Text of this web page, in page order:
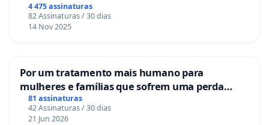
4 475 assinaturas
82 Assinaturas / 30 dias
14 Nov 2025
Por um tratamento mais humano para
mulheres e famílias que sofrem uma perda
gestacional nos hospitais portugueses
81 assinaturas
42 Assinaturas / 30 dias
21 Jun 2026